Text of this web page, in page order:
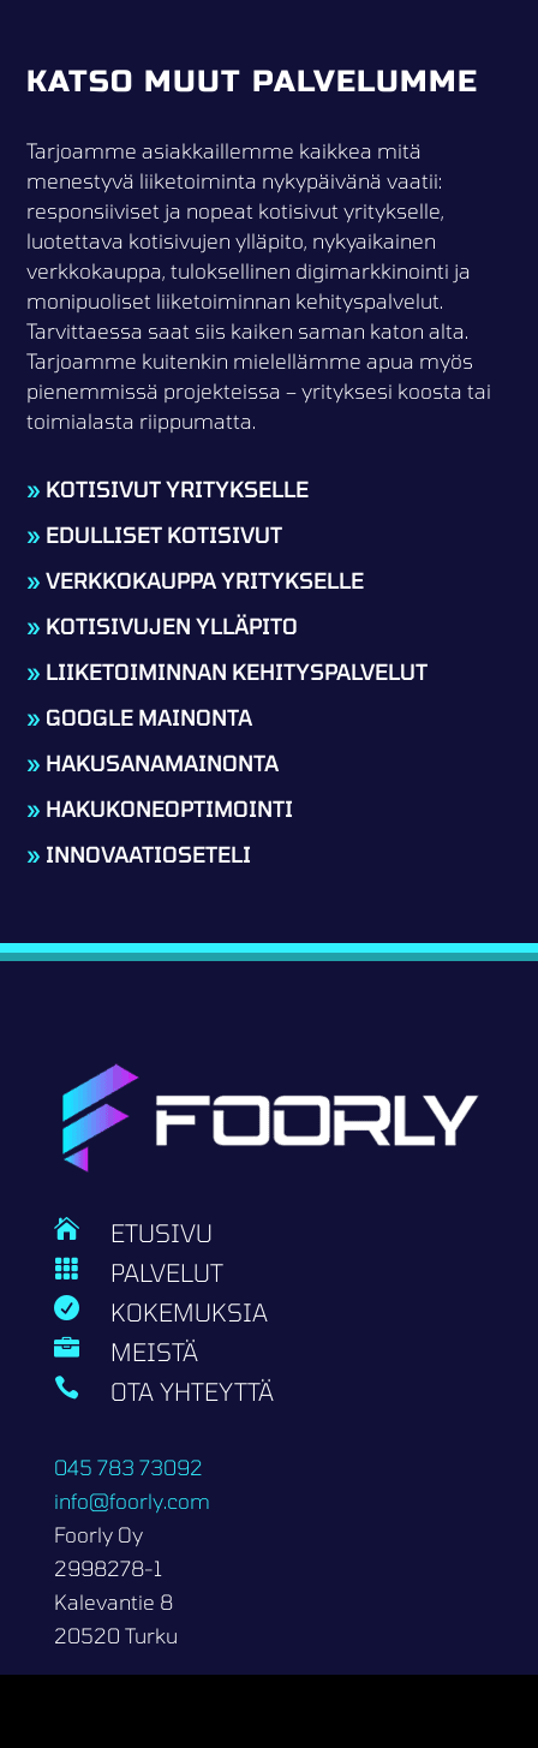
KATSO MUUT PALVELUMME
Tarjoamme asiakkaillemme kaikkea mitä
menestyvä liiketoiminta nykypäivänä vaatii:
responsiiviset ja nopeat kotisivut yritykselle,
luotettava kotisivujen ylläpito, nykyaikainen
verkkokauppa, tuloksellinen digimarkkinointi ja
monipuoliset liiketoiminnan kehityspalvelut.
Tarvittaessa saat siis kaiken saman katon alta.
Tarjoamme kuitenkin mielellämme apua myös
pienemmissä projekteissa – yrityksesi koosta tai
toimialasta riippumatta.
» KOTISIVUT YRITYKSELLE
» EDULLISET KOTISIVUT
» VERKKOKAUPPA YRITYKSELLE
» KOTISIVUJEN YLLÄPITO
» LIIKETOIMINNAN KEHITYSPALVELUT
» GOOGLE MAINONTA
» HAKUSANAMAINONTA
» HAKUKONEOPTIMOINTI
» INNOVAATIOSETELI
 ETUSIVU
 PALVELUT
 KOKEMUKSIA
 MEISTÄ
 OTA YHTEYTTÄ
045 783 73092
info@foorly.com
Foorly Oy
2998278-1
Kalevantie 8
20520 Turku